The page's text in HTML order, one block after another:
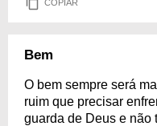
COPIAR
Bem
O bem sempre será
ruim que precisar
guarda de Deus e não